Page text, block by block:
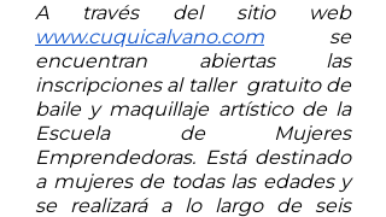
A través del sitio web
www.cuquicalvano.com se
encuentran abiertas las
inscripciones al taller  gratuito de
baile y maquillaje artístico de la
Escuela de Mujeres
Emprendedoras. Está destinado
a mujeres de todas las edades y
se realizará a lo largo de seis